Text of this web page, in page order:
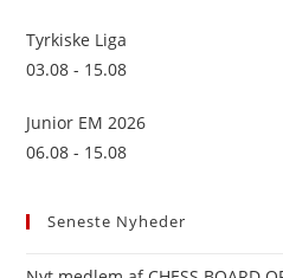
Tyrkiske Liga
03.08 - 15.08
Junior EM 2026
06.08 - 15.08
Seneste Nyheder